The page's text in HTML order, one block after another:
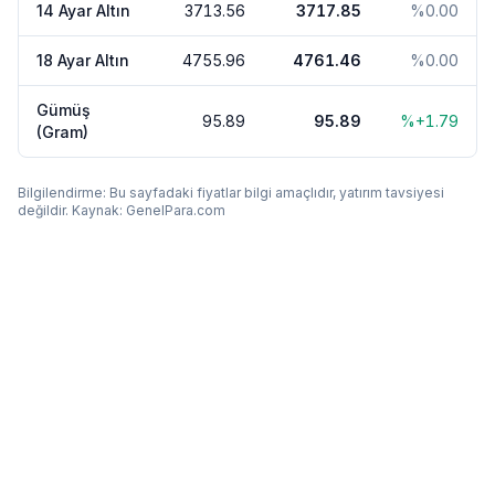
14 Ayar Altın 3713.56 3717.85 %0.00
18 Ayar Altın 4755.96 4761.46 %0.00
Gümüş
(Gram)
95.89 95.89 %+1.79
Bilgilendirme: Bu sayfadaki fiyatlar bilgi amaçlıdır, yatırım tavsiyesi
değildir. Kaynak: GenelPara.com